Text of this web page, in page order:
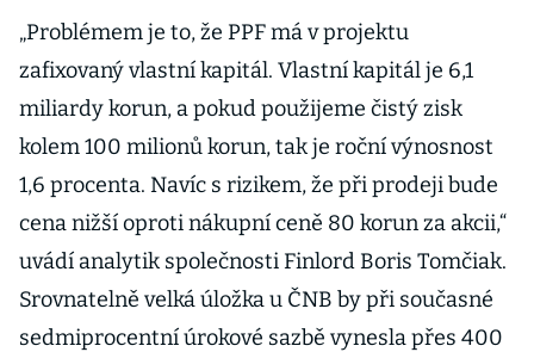
prodej, říká šéf
skupiny PPF
Šmejc
„Problémem je to, že PPF má v projektu
zafixovaný vlastní kapitál. Vlastní kapitál je 6,1
miliardy korun, a pokud použijeme čistý zisk
kolem 100 milionů korun, tak je roční výnosnost
1,6 procenta. Navíc s rizikem, že při prodeji bude
cena nižší oproti nákupní ceně 80 korun za akcii,“
uvádí analytik společnosti Finlord Boris Tomčiak.
Srovnatelně velká úložka u ČNB by při současné
sedmiprocentní úrokové sazbě vynesla přes 400